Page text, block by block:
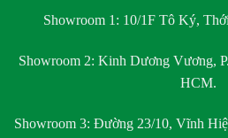
Showroom 1: 10/1F Tô Ký,
Showroom 2: Kinh Dương Vương,
HCM.
Showroom 3: Đường 23/10, Vĩnh